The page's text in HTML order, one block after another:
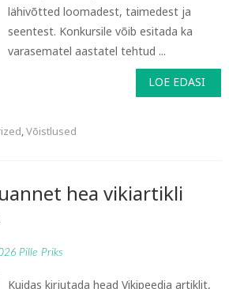
lähivõtted loomadest, taimedest ja
seentest. Konkursile võib esitada ka
varasematel aastatel tehtud ...
LOE EDASI
,Võistlused
hea vikiartikli
Pille Priks
Kuidas kirjutada head Vikipeedia artiklit,